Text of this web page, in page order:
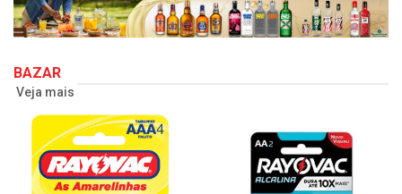
BAZAR
Veja mais